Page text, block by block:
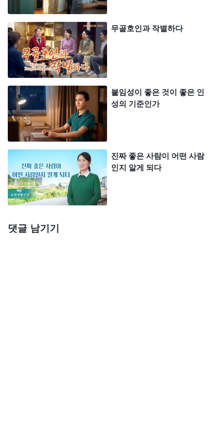
정하는 데 편차기 있다는 것을 분명히 알았고, 한 사
람을 잘못 제명하면 어떤 결과를 초래하는지도 알았
습니다. 그러니 제가 본 문제가 완전히 정확하든 아
니든 그들에게 참고하도록 의견을 제시하여, 사람을
잘못 제명해 구원받을 기회를 망쳐 버리는 일은 피해
야 했습니다. 그러나 저는 제 이익만 고려했습니다.
리더에게 의견을 냈다가 형제자매들이 저를 교만하
다고 생각하고 오지랖이 넓다고 할까 봐 두렵고, 형
제자매들이 제가 리징을 비호하고 감싼다고 여길까
봐 두려웠습니다. 제가 교회 정리 사역을 가로막는
것으로 규정되면 제 결말과 종착지에 너무나 불리할
테니, 스스로를 보전하기 위해 저는 계속 망설이며
리더에게 편지를 보내지 않았습니다. 저는 “나와 상
만들자.”, “명철보신이 살길이다.”와 같은 사탄의 생
무골호인과 작별하다
붙임성이 좋은 것이 좋은 인
성의 기준인가
진짜 좋은 사람이 어떤 사람
인지 알게 되다
댓글 남기기